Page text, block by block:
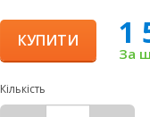
КУПИТИ 1
За
Кількість